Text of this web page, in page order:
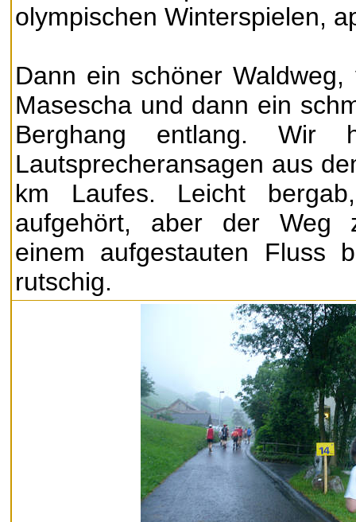
olympischen Winterspielen,
Dann ein schöner
Masescha und dann ein
Berghang entlang. Wir
Lautsprecheransagen aus
km Laufes. Leicht
aufgehört, aber der Weg
einem aufgestauten Fluss
rutschig.